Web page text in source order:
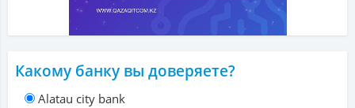
Какому банку вы доверяете?
Alatau city bank